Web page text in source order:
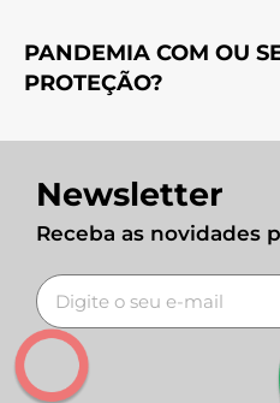
PANDEMIA COM OU
PROTEÇÃO?
Newsletter
Receba as novidades